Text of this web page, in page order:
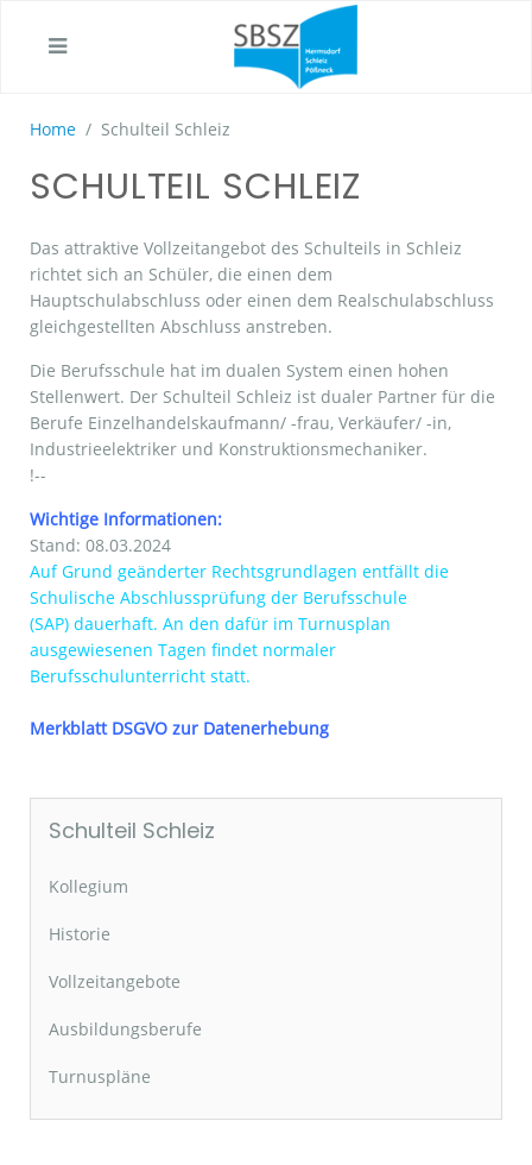
Home Schulteil Schleiz
SCHULTEIL SCHLEIZ
Das attraktive Vollzeitangebot des Schulteils in Schleiz
richtet sich an Schüler, die einen dem
Hauptschulabschluss oder einen dem Realschulabschluss
gleichgestellten Abschluss anstreben.
Die Berufsschule hat im dualen System einen hohen
Stellenwert. Der Schulteil Schleiz ist dualer Partner für die
Berufe Einzelhandelskaufmann/ -frau, Verkäufer/ -in,
Industrieelektriker und Konstruktionsmechaniker.
!--
Wichtige Informationen:
Stand: 08.03.2024
Auf Grund geänderter Rechtsgrundlagen entfällt die
Schulische Abschlussprüfung der Berufsschule
(SAP) dauerhaft. An den dafür im Turnusplan
ausgewiesenen Tagen findet normaler
Berufsschulunterricht statt.
Merkblatt DSGVO zur Datenerhebung
Schulteil Schleiz
Kollegium
Historie
Vollzeitangebote
Ausbildungsberufe
Turnuspläne